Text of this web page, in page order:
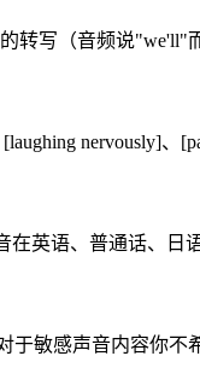
转写（音频说"we'll"
nervously]、
英语、普通话、日
敏感声音内容你不